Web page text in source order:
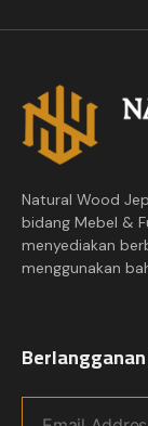
Natural Wood
bidang Mebel &
menyediakan
menggunakan